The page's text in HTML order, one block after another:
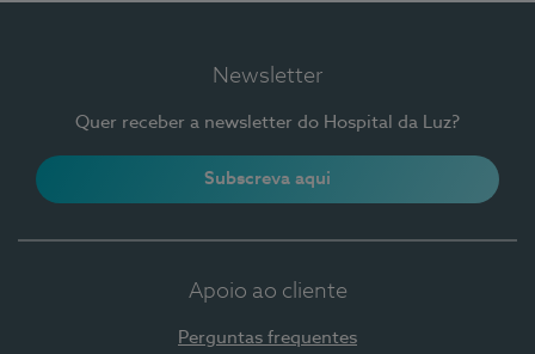
Newsletter
Quer receber a newsletter do Hospital da Luz?
Subscreva aqui
Apoio ao cliente
Perguntas frequentes